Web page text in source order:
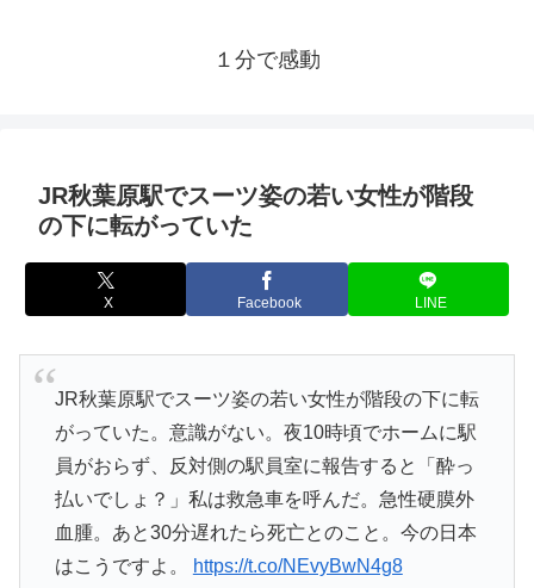
１分で感動
JR秋葉原駅でスーツ姿の若い女性が階段
の下に転がっていた
X Facebook LINE
JR秋葉原駅でスーツ姿の若い女性が階段の下に転
がっていた。意識がない。夜10時頃でホームに駅
員がおらず、反対側の駅員室に報告すると「酔っ
払いでしょ？」私は救急車を呼んだ。急性硬膜外
血腫。あと30分遅れたら死亡とのこと。今の日本
はこうですよ。
https://t.co/NEvyBwN4g8